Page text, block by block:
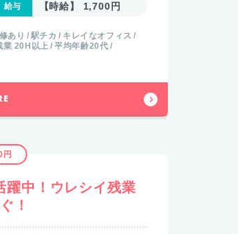
【時給】 1,700円
あり 駅チカ
キレイなオフィス
業 20H以上
平均年齢20代
円
躍中！ウレシイ残業
！